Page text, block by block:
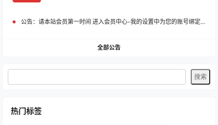
公告： 请本站会员第一时间 进入会员中心-我的设置中为您的账号绑定邮箱!
全部公告
热门标签